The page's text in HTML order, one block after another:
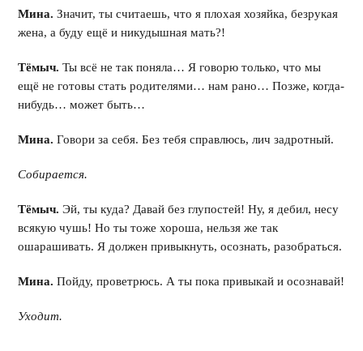
Мина. Значит, ты считаешь, что я плохая хозяйка, безрукая
жена, а буду ещё и никудышная мать?!
Тёмыч. Ты всё не так поняла… Я говорю только, что мы
ещё не готовы стать родителями… нам рано… Позже, когда-
нибудь… может быть…
Мина. Говори за себя. Без тебя справлюсь, лич задротный.
Собирается.
Тёмыч. Эй, ты куда? Давай без глупостей! Ну, я дебил, несу
всякую чушь! Но ты тоже хороша, нельзя же так
ошарашивать. Я должен привыкнуть, осознать, разобраться.
Мина. Пойду, проветрюсь. А ты пока привыкай и осознавай!
Уходит.